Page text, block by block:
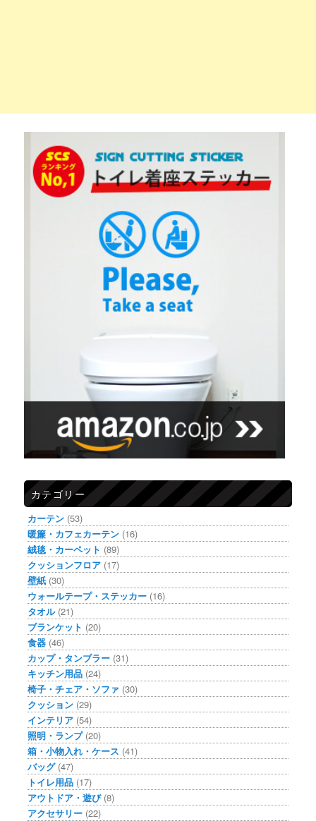
カテゴリー
カーテン (53)
暖簾・カフェカーテン (16)
絨毯・カーペット (89)
クッションフロア (17)
壁紙 (30)
ウォールテープ・ステッカー (16)
タオル(21)
ブランケット (20)
食器 (46)
カップ・タンブラー (31)
キッチン用品 (24)
椅子・チェア・ソファ (30)
クッション (29)
インテリア (54)
照明・ランプ(20)
箱・小物入れ・ケース (41)
バッグ(47)
トイレ用品 (17)
アウトドア・遊び(8)
アクセサリー (22)